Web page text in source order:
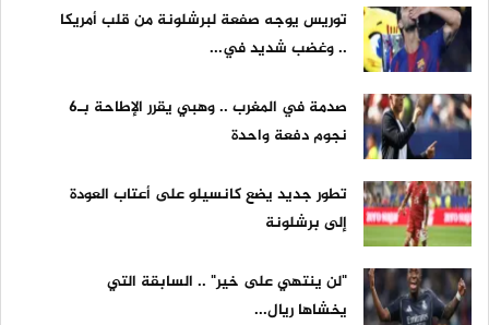
توريس يوجه صفعة لبرشلونة من قلب أمريكا
.. وغضب شديد في...
صدمة في المغرب .. وهبي يقرر الإطاحة بـ6
نجوم دفعة واحدة
تطور جديد يضع كانسيلو على أعتاب العودة
إلى برشلونة
"لن ينتهي على خير" .. السابقة التي
يخشاها ريال...